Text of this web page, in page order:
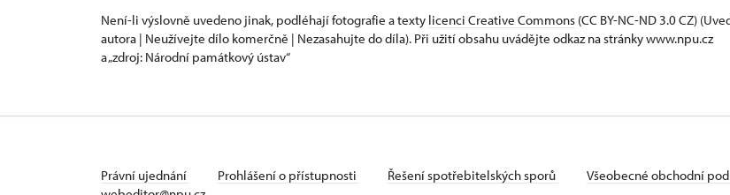
Není-li výslovně uvedeno jinak, podléhají fotografie a texty licenci Creative Commons (CC BY-NC-ND 3.0 CZ)
autora | Neužívejte dílo komerčně | Nezasahujte do díla). Při užití obsahu uvádějte odkaz na stránky www.npu.cz
a „zdroj: Národní památkový ústav“
Právní ujednání Prohlášení o přístupnosti Řešení spotřebitelských sporů Všeobecné obchodní